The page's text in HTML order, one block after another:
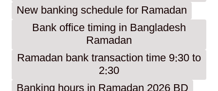
New banking schedule for Ramadan
Bank office timing in Bangladesh
Ramadan
Ramadan bank transaction time 9:30 to
2:30
Banking hours in Ramadan 2026 BD